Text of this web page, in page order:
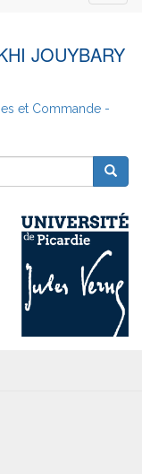
JOUYBARY
et Commande -